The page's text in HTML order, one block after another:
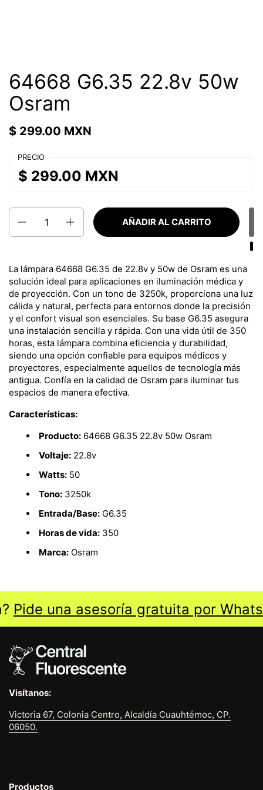
64668 G6.35 22.8v 50w
Osram
$ 299.00 MXN
PRECIO
$ 299.00 MXN
AÑADIR AL CARRITO
La lámpara 64668 G6.35 de 22.8v y 50w de Osram es una
solución ideal para aplicaciones en iluminación médica y
de proyección. Con un tono de 3250k, proporciona una luz
cálida y natural, perfecta para entornos donde la precisión
y el confort visual son esenciales. Su base G6.35 asegura
una instalación sencilla y rápida. Con una vida útil de 350
horas, esta lámpara combina eficiencia y durabilidad,
siendo una opción confiable para equipos médicos y
proyectores, especialmente aquellos de tecnología más
antigua. Confía en la calidad de Osram para iluminar tus
espacios de manera efectiva.
Características:
Producto: 64668 G6.35 22.8v 50w Osram
Voltaje: 22.8v
Watts: 50
Tono: 3250k
Entrada/Base: G6.35
Horas de vida: 350
Marca: Osram
Pide una asesoría gratuita por
Visítanos:
Victoria 67, Colonia Centro, Alcaldía Cuauhtémoc, CP.
06050.
Productos